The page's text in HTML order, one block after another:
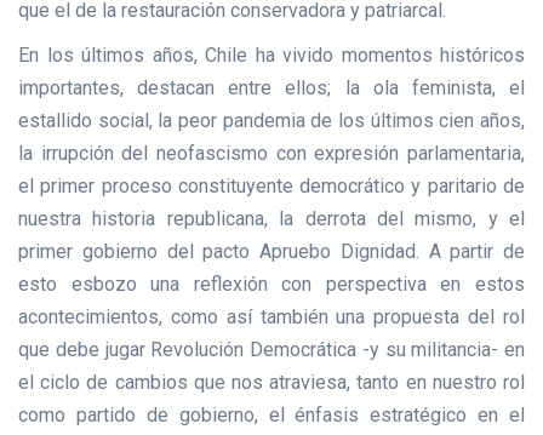
que el de la restauración conservadora y patriarcal.
En los últimos años, Chile ha vivido momentos históricos
importantes, destacan entre ellos; la ola feminista, el
estallido social, la peor pandemia de los últimos cien años,
la irrupción del neofascismo con expresión parlamentaria,
el primer proceso constituyente democrático y paritario de
nuestra historia republicana, la derrota del mismo, y el
primer gobierno del pacto Apruebo Dignidad. A partir de
esto esbozo una reflexión con perspectiva en estos
acontecimientos, como así también una propuesta del rol
que debe jugar Revolución Democrática -y su militancia- en
el ciclo de cambios que nos atraviesa, tanto en nuestro rol
como partido de gobierno, el énfasis estratégico en el